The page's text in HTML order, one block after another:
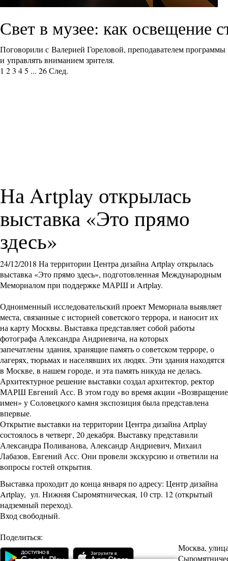
Свет в музее: как освещение
Поговорили с Валерией Гореловой, преподавателем программы
и управлять вниманием зрителя.
1 23 45 ... 26След.
На Artplay открылась
выставка «Это прямо
здесь»
24/12/2018 На территории Центра дизайна Artplay открылась
выставка «Это прямо здесь», подготовленная Международным
Мемориалом при поддержке МАРШ и Artplay.
Одноименный исследовательский проект Мемориала выявляет
места, связанные с историей советского террора, и наносит их
на карту Москвы. Выставка представляет собой работы
фотографа Александра Андриевича, на которых
запечатлены здания, хранящие память о советском терроре, о
лагерях, тюрьмах и населявших их людях. Эти здания находятся
в Москве, в нашем городе, и эта память никуда не делась.
Архитектурное решение выставки создал архитектор, ректор
МАРШ Евгений Асс. В этом году во время акции «Возвращение
имен» у Соловецкого камня экспозиция была представлена
впервые.
Открытие выставки на территории Центра дизайна Artplay
состоялось в четверг, 20 декабря. Выставку представили
Александра Поливанова, Александр Андриевич, Михаил
Лабазов, Евгений Асс. Они провели экскурсию и ответили на
вопросы гостей открытия.
Выставка проходит до конца января по адресу: Центр дизайна
Artplay, ул. Нижняя Сыромятническая, 10 стр. 12 (открытый
надземный переход).
Вход свободный.
Поделиться:
Москва,